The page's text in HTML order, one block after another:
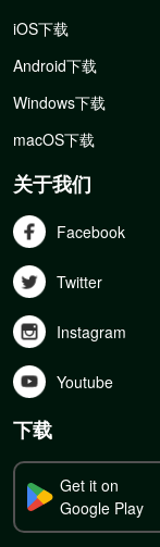
iOS下载
Android下载
Windows下载
macOS下载
关于我们
Facebook
Twitter
Instagram
Youtube
下载
Get it on
Google Play